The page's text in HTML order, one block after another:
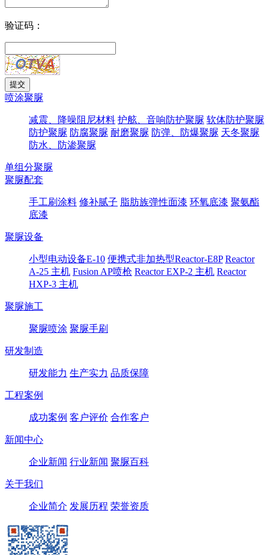
验证码：
喷涂聚脲
减震、降噪阻尼材料 护舷、音响防护聚脲 软体防护聚脲
防护聚脲 防腐聚脲 耐磨聚脲 防弹、防爆聚脲 天冬聚脲
防水、防渗聚脲
单组分聚脲
聚脲配套
手工刷涂料 修补腻子 脂肪族弹性面漆 环氧底漆 聚氨酯
底漆
聚脲设备
小型电动设备E-10 便携式非加热型Reactor-E8P Reactor
A-25 主机 Fusion AP喷枪 Reactor EXP-2 主机 Reactor
HXP-3 主机
聚脲施工
聚脲喷涂 聚脲手刷
研发制造
研发能力 生产实力 品质保障
工程案例
成功案例 客户评价 合作客户
新闻中心
企业新闻 行业新闻 聚脲百科
关于我们
企业简介 发展历程 荣誉资质